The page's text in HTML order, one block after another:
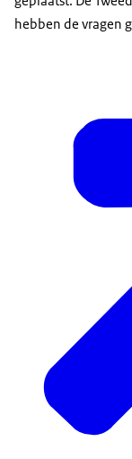
hebben de vragen